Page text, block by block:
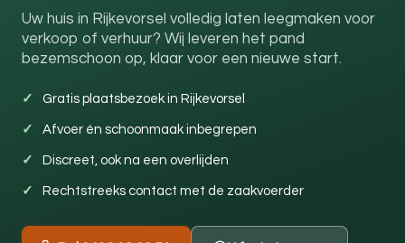
Uw huis in Rijkevorsel volledig laten leegmaken voor
verkoop of verhuur? Wij leveren het pand
bezemschoon op, klaar voor een nieuwe start.
Gratis plaatsbezoek in Rijkevorsel
Afvoer én schoonmaak inbegrepen
Discreet, ook na een overlijden
Rechtstreeks contact met de zaakvoerder